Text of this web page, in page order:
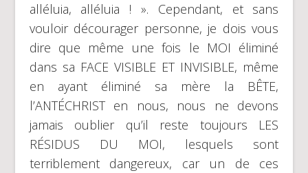
alléluia, alléluia ! ». Cependant, et sans
vouloir décourager personne, je dois vous
dire que même une fois le MOI éliminé
dans sa FACE VISIBLE ET INVISIBLE, même
en ayant éliminé sa mère la BÊTE,
l’ANTÉCHRIST en nous, nous ne devons
jamais oublier qu’il reste toujours LES
RÉSIDUS DU MOI, lesquels sont
terriblement dangereux, car un de ces